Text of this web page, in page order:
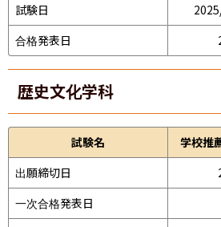
試験日
合格発表日
歴史文化学科
試験名
学校推
出願締切日
一次合格発表日